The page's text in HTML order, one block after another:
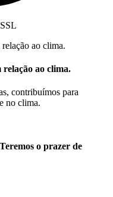
relação ao clima.
contribuímos para
no clima.
o prazer de